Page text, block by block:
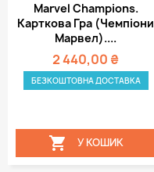
Marvel Champions.
Карткова Гра (Чемпіони
Марвел)....
2 440,00 ₴
БЕЗКОШТОВНА ДОСТАВКА
 У КОШИК